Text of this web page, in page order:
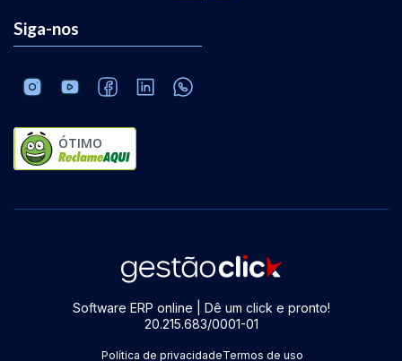
Siga-nos
ÓTIMO
Software ERP online | Dê um click e pronto!
20.215.683/0001-01
Política de privacidadeTermos de uso